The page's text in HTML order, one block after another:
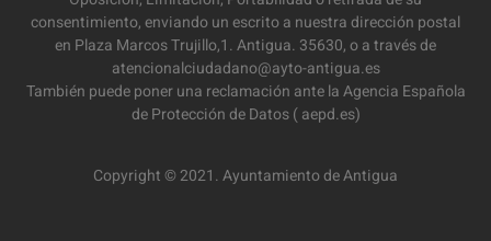
consentimiento, enviando un escrito a nuestra dirección postal
en Plaza Marcos Trujillo,1. Antigua. 35630, o a través de
atencionalciudadano@ayto-antigua.es
También puede poner una reclamación ante la Agencia Española
de Protección de Datos ( aepd.es)
Copyright © 2021. Ayuntamiento de Antigua